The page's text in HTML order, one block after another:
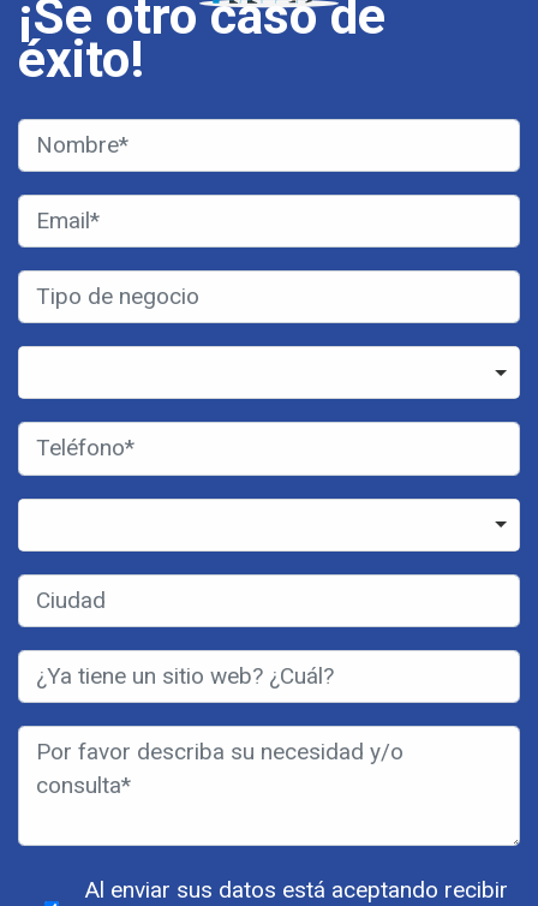
¡Se otro caso de
éxito!
Al enviar sus datos está aceptando recibir